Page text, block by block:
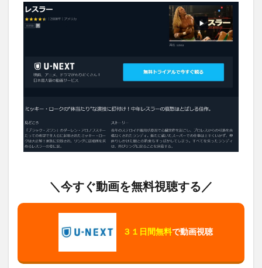
＼今すぐ動画を無料視聴する／
３１日間無料で動画視聴